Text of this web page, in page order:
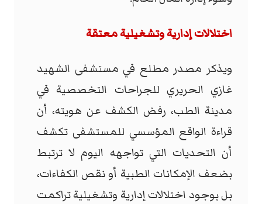
اختلالات إدارية وتشغيلية معتقة
ويذكر مصدر مطلع في مستشفى الشهيد
غازي الحريري للجراحات التخصصية في
مدينة الطب، رفض الكشف عن هويته، أن
قراءة الواقع المؤسسي للمستشفى تكشف
أن التحديات التي تواجهه اليوم لا ترتبط
بضعف الإمكانات الطبية أو نقص الكفاءات،
بل بوجود اختلالات إدارية وتشغيلية تراكمت